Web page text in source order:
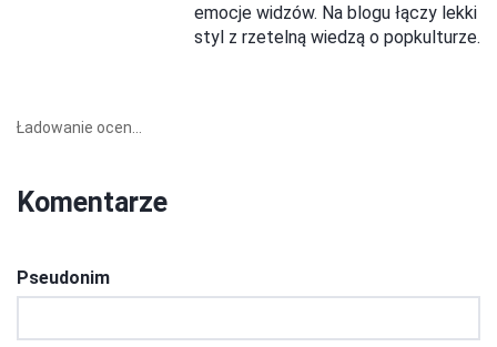
emocje widzów. Na blogu łączy lekki
styl z rzetelną wiedzą o popkulturze.
Ładowanie ocen...
Komentarze
Pseudonim